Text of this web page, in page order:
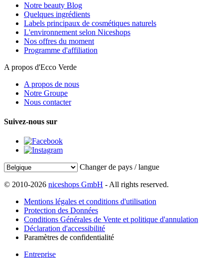
Notre beauty Blog
Quelques ingrédients
Labels principaux de cosmétiques naturels
L'environnement selon Niceshops
Nos offres du moment
Programme d'affiliation
A propos d'Ecco Verde
A propos de nous
Notre Groupe
Nous contacter
Suivez-nous sur
Changer de pays / langue
© 2010-2026 niceshops GmbH - All rights reserved.
Mentions légales et conditions d'utilisation
Protection des Données
Conditions Générales de Vente et politique d'annulation
Déclaration d'accessibilité
Paramètres de confidentialité
Entreprise